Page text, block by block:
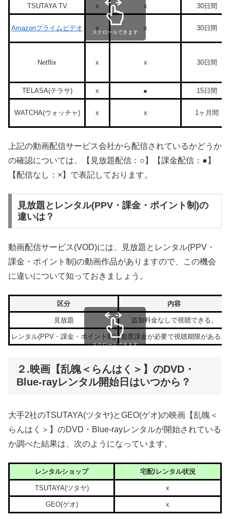
TSUTAYA TV x x 30日間
Amazonプライムビデオ x x 30日間
Netflix x x 30日間
TELASA(テラサ) x ● 15日間
WATCHA(ウォッチャ) x x 1ヶ月間
スクロールできます
上記の動画配信サービス会社から配信されているかどうか
の確認については、【見放題配信：○】【課金配信：●】
【配信なし：×】で表記しております。
見放題とレンタル(PPV・課金・ポイント制)の
違いは？
動画配信サービス(VOD)には、見放題とレンタル(PPV・
課金・ポイント制)の動画作品がありますので、この機会
に違いについて知っておきましょう。
区分 内容
見放題 追加料金なしで視聴できる。
レンタル(PPV・課金・ポイント制) 都度課金が必要で視聴期限がある。
スクロールできます
２.映画【乱魄＜らんはく＞】のDVD・
Blue-rayレンタル開始日はいつから？
大手2社のTSUTAYA(ツタヤ)とGEO(ゲオ)の映画【乱魄＜
らんはく＞】のDVD・Blue-rayレンタルが開始されている
か調べた結果は、次のようになっています。
レンタルショップ 宅配/レンタル状況
TSUTAYA(ツタヤ) x
GEO(ゲオ) x